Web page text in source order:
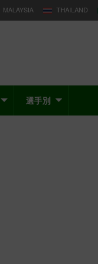
MALAYSIA THAILAND
選手別